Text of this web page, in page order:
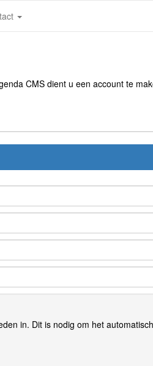
CMS dient u een account te
in. Dit is nodig om het automatisch